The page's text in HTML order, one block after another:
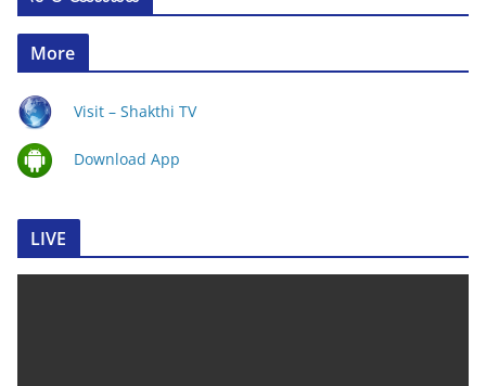
More
Visit – Shakthi TV
Download App
LIVE